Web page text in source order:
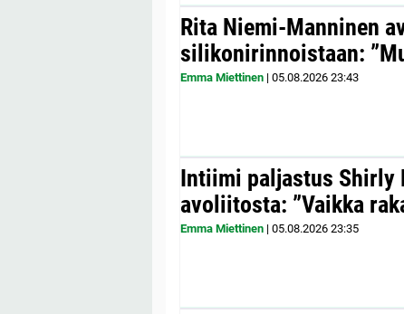
Rita Niemi-Manninen
silikonirinnoistaan:
Emma Miettinen | 05.08.2026 23:43
Intiimi paljastus Shirly
avoliitosta: ”Vaikka
Emma Miettinen | 05.08.2026 23:35